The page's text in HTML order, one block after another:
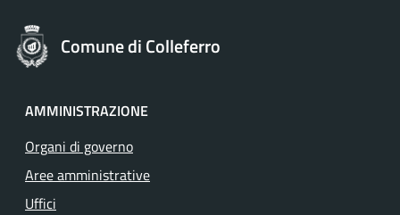
Comune di Colleferro
AMMINISTRAZIONE
Organi di governo
Aree amministrative
Uffici